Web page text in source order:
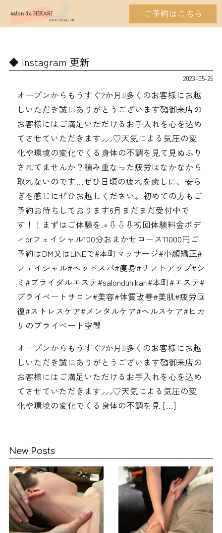
ご予約はこちら
Instagram 更新
2023-05-25
オープンからもうすぐ2か月︎︎!!多くのお客様にお越
しいただき誠にありがとうございます🥰御来店の
お客様にはご満足いただけるお手入れを心を込め
てさせていただきます⸝⸝⸝♡天気による気圧の変
化や環境の変化でくる身体の不調を見て見ぬふり
されてませんか？積み重なった疲労はなかなから
取れないのです…ぜひ日頃の疲れを癒しに、安ら
ぎを感じにぜひお越しください。初めての方もご
予約お待ちしております6月まだまだ受付中で
す！！まずはご体験を.∘⇩⇩⇩初回体験料金ボデ
ィorフェイシャル100分おまかせコース11000円ご
予約はDM又はLINEで#本町マッサージ#小顔矯正#
フェイシャル#ヘッドスパ#痩身#リフトアップ#シ
ミ#ブライダルエステ#salonduhikari#本町#エステ#
プライベートサロン#美容#体質改善#美肌#疲労回
復#ストレスケア#メンタルケア#ヘルスケア#ヒカ
リのプライベート空間
オープンからもうすぐ2か月︎︎!!多くのお客様にお越
しいただき誠にありがとうございます🥰御来店の
お客様にはご満足いただけるお手入れを心を込め
てさせていただきます⸝⸝⸝♡天気による気圧の変
化や環境の変化でくる身体の不調を見 […]
New Posts